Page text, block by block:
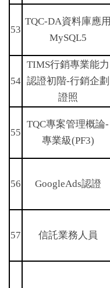
53
TQC-DA資料庫應用
MySQL5
54
TIMS行銷專業能力
認證初階-行銷企劃
證照
55
TQC專案管理概論-
專業級(PF3)
56 GoogleAds認證
57 信託業務人員